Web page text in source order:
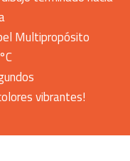
Multipropósito
vibrantes!